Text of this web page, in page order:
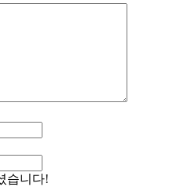
습니다!